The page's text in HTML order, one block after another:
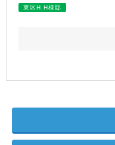
東区H.H様邸